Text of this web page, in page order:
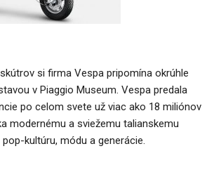
si firma Vespa pripomína okrúhle
v Piaggio Museum. Vespa predala
po celom svete už viac ako 18 miliónov
modernému a sviežemu talianskemu
kultúru, módu a generácie.